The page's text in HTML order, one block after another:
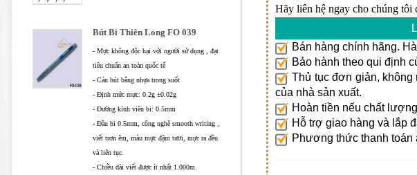
Bút Bi Thiên Long FO 039
- Mực không độc hại với người sử dụng , đạt
tiêu chuẩn an toàn quốc tế
- Cán bút bằng nhựa trong suốt
- Định mức mực: 0.2g ±0.02g
- Đường kính viên bi: 0.5mm
- Đầu bi 0.5mm, công nghệ smooth writing ,
viết trơn êm, màu mực đậm tươi, mực ra đều
và liên tục.
- Chiều dài viết được ít nhất 1.000m.
Hãy liên hệ ngay cho chúng tôi
Bán hàng chính hãng.
Bảo hành theo qui định
Thủ tục đơn giản,
của nhà sản xuất.
Hoàn tiền nếu chất
Hỗ trợ giao hàng và lắp
Phương thức thanh toán